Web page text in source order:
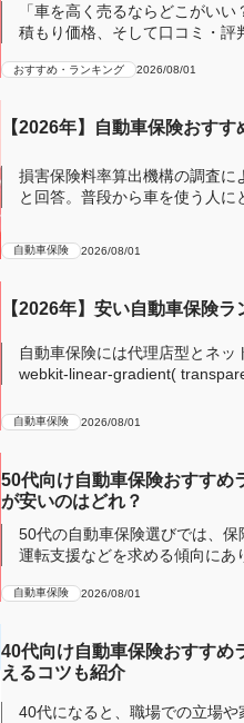
「車を高く売るならどこがい
積もり価格、そして口コミ・評
おすすめ・ランキング 2026/08/01
【2026年】自動車保険おす
損害保険料率算出機構の調査に
と回答。普段から車を使う人
自動車保険 2026/08/01
【2026年】安い自動車保険
自動車保険には代理店型とネ
webkit-linear-gradient(
自動車保険 2026/08/01
50代向け自動車保険おすすめ
が安いのはどれ？
50代の自動車保険選びでは、
運転支援などを求める傾向にあります。 そこで補償内容と50代の口コミ
自動車保険 2026/08/01
40代向け自動車保険おすすめ
えるコツも紹介
40代になると、職場での立場